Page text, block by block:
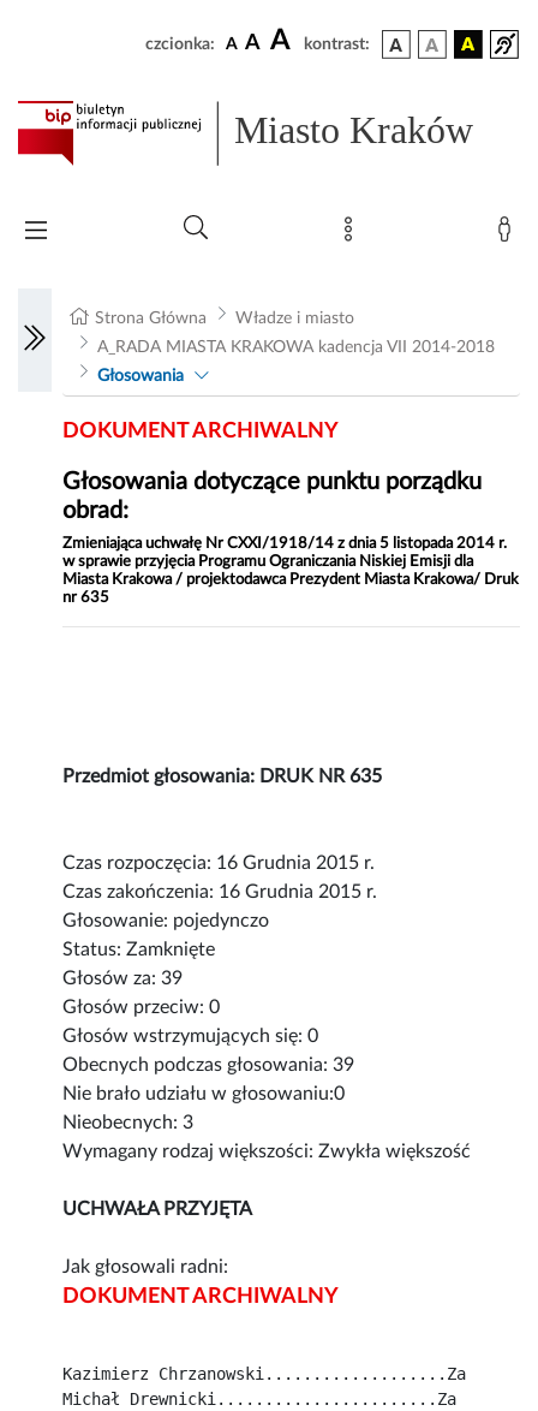
czcionka: A A A kontrast:
Miasto Kraków
Strona Główna
Władze i miasto
A_RADA MIASTA KRAKOWA kadencja VII 2014-2018
Głosowania
DOKUMENT ARCHIWALNY
Głosowania dotyczące punktu porządku
obrad:
Zmieniająca uchwałę Nr CXXI/1918/14 z dnia 5 listopada 2014 r.
w sprawie przyjęcia Programu Ograniczania Niskiej Emisji dla
Miasta Krakowa / projektodawca Prezydent Miasta Krakowa/ Druk
nr 635
Przedmiot głosowania: DRUK NR 635
Czas rozpoczęcia: 16 Grudnia 2015 r.
Czas zakończenia: 16 Grudnia 2015 r.
Głosowanie: pojedynczo
Status: Zamknięte
Głosów za: 39
Głosów przeciw: 0
Głosów wstrzymujących się: 0
Obecnych podczas głosowania: 39
Nie brało udziału w głosowaniu:0
Nieobecnych: 3
Wymagany rodzaj większości: Zwykła większość
UCHWAŁA PRZYJĘTA
Jak głosowali radni:
DOKUMENT ARCHIWALNY
Kazimierz Chrzanowski...................Za
Michał Drewnicki.......................Za